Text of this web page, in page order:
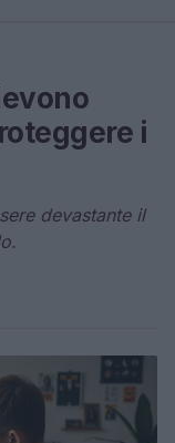
i
devastante il